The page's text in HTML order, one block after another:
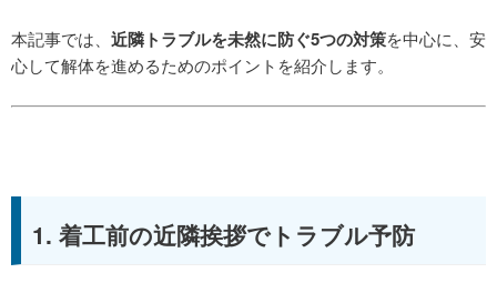
本記事では、 近隣トラブルを未然に防ぐ5つの対策を中心に、安
心して解体を進めるためのポイントを紹介します。
1. 着工前の近隣挨拶でトラブル予防